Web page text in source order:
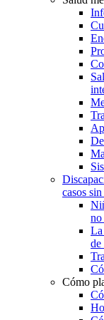
casos
no
La
de
Cómo